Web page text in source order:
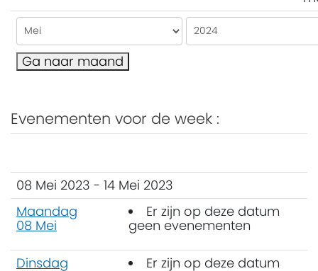
Ga naar maand
Evenementen voor de week :
08 Mei 2023 - 14 Mei 2023
Maandag
08 Mei
Er zijn op deze datum
geen evenementen
Dinsdag
Er zijn op deze datum